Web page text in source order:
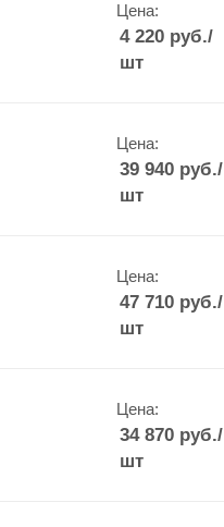
Цена:
4 220руб./
шт
Цена:
39 940руб./
шт
Цена:
47 710руб./
шт
Цена:
34 870руб./
шт